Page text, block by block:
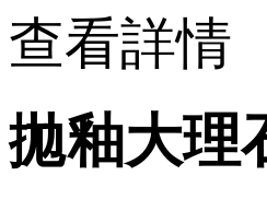
查看詳情
拋釉大理